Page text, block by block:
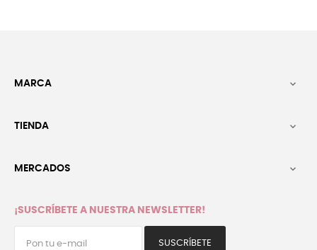
MARCA 
TIENDA 
MERCADOS 
¡SUSCRÍBETE A NUESTRA NEWSLETTER!
SUSCRÍBETE